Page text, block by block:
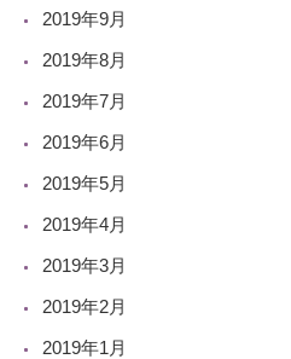
2019年9月
2019年8月
2019年7月
2019年6月
2019年5月
2019年4月
2019年3月
2019年2月
2019年1月